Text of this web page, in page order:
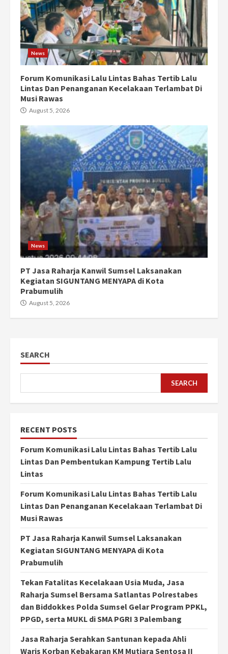
News
Forum Komunikasi Lalu Lintas Bahas Tertib Lalu
Lintas Dan Penanganan Kecelakaan Terlambat Di
Musi Rawas
August 5, 2026
News
PT Jasa Raharja Kanwil Sumsel Laksanakan
Kegiatan SIGUNTANG MENYAPA di Kota
Prabumulih
August 5, 2026
SEARCH
SEARCH
RECENT POSTS
Forum Komunikasi Lalu Lintas Bahas Tertib Lalu
Lintas Dan Pembentukan Kampung Tertib Lalu
Lintas
Forum Komunikasi Lalu Lintas Bahas Tertib Lalu
Lintas Dan Penanganan Kecelakaan Terlambat Di
Musi Rawas
PT Jasa Raharja Kanwil Sumsel Laksanakan
Kegiatan SIGUNTANG MENYAPA di Kota
Prabumulih
Tekan Fatalitas Kecelakaan Usia Muda, Jasa
Raharja Sumsel Bersama Satlantas Polrestabes
dan Biddokkes Polda Sumsel Gelar Program PPKL,
PPGD, serta MUKL di SMA PGRI 3 Palembang
Jasa Raharja Serahkan Santunan kepada Ahli
Waris Korban Kebakaran KM Mutiara Sentosa II